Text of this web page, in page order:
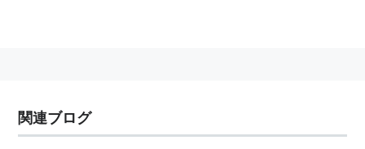
関連ブログ